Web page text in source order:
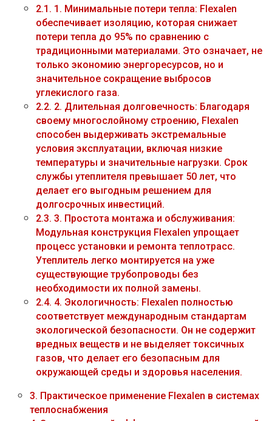
2.1. 1. Минимальные потери тепла: Flexalen
обеспечивает изоляцию, которая снижает
потери тепла до 95% по сравнению с
традиционными материалами. Это означает, не
только экономию энергоресурсов, но и
значительное сокращение выбросов
углекислого газа.
2.2. 2. Длительная долговечность: Благодаря
своему многослойному строению, Flexalen
способен выдерживать экстремальные
условия эксплуатации, включая низкие
температуры и значительные нагрузки. Срок
службы утеплителя превышает 50 лет, что
делает его выгодным решением для
долгосрочных инвестиций.
2.3. 3. Простота монтажа и обслуживания:
Модульная конструкция Flexalen упрощает
процесс установки и ремонта теплотрасс.
Утеплитель легко монтируется на уже
существующие трубопроводы без
необходимости их полной замены.
2.4. 4. Экологичность: Flexalen полностью
соответствует международным стандартам
экологической безопасности. Он не содержит
вредных веществ и не выделяет токсичных
газов, что делает его безопасным для
окружающей среды и здоровья населения.
3. Практическое применение Flexalen в системах
теплоснабжения